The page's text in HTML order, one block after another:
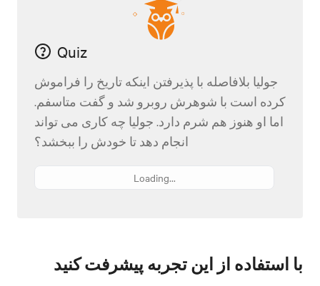
Quiz
جولیا بلافاصله با پذیرفتن اینکه تاریخ را فراموش
کرده است با شوهرش روبرو شد و گفت متاسفم.
اما او هنوز هم شرم دارد. جولیا چه کاری می تواند
انجام دهد تا خودش را ببخشد؟
Loading...
با استفاده از این تجربه پیشرفت کنید